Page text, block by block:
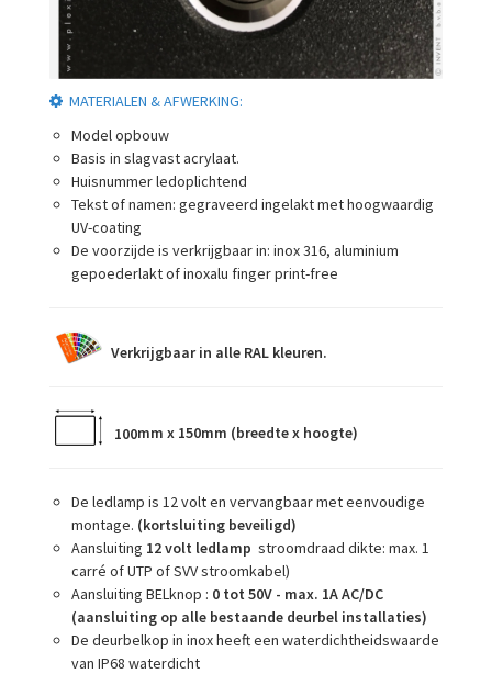
MATERIALEN & AFWERKING:
Model opbouw
Basis in slagvast acrylaat.
Huisnummer ledoplichtend
Tekst of namen: gegraveerd ingelakt met hoogwaardig
UV-coating
De voorzijde is verkrijgbaar in: inox 316, aluminium
gepoederlakt of inoxalu finger print-free
Verkrijgbaar in alle RAL kleuren.
100mm x 150mm (breedte x hoogte)
De ledlamp is 12 volt en vervangbaar met eenvoudige
montage. (kortsluiting beveiligd)
Aansluiting 12 volt ledlamp stroomdraad dikte: max. 1
carré of UTP of SVV stroomkabel)
Aansluiting BELknop : 0 tot 50V - max. 1A AC/DC
(aansluiting op alle bestaande deurbel installaties)
De deurbelkop in inox heeft een waterdichtheidswaarde
van IP68 waterdicht